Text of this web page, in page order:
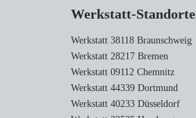
Werkstatt-Standorte
Werkstatt 38118 Braunschweig
Werkstatt 28217 Bremen
Werkstatt 09112 Chemnitz
Werkstatt 44339 Dortmund
Werkstatt 40233 Düsseldorf